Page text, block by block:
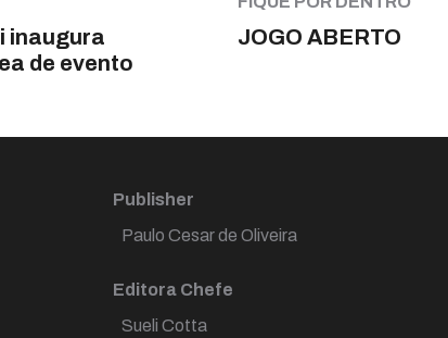
inaugura
de evento
JOGO ABERTO
Publisher
Paulo Cesar de Oliveira
Editora Chefe
Sueli Cotta